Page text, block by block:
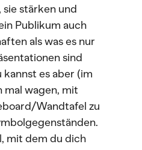
stärken und
Publikum auch
als was es nur
sind
kannst es aber (im
mal wagen, mit
Wandtafel zu
mit dem du dich